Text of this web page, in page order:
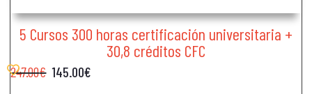
5 Cursos 300 horas certificación universitaria +
30,8 créditos CFC
247.00€ 145.00€